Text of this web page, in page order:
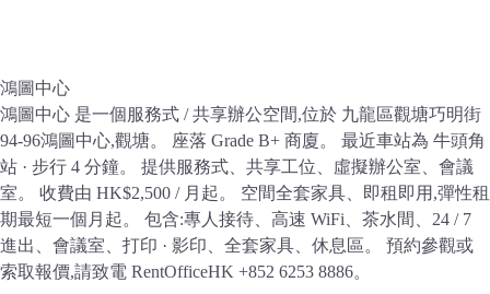
鴻圖中心
鴻圖中心 是一個服務式 / 共享辦公空間,位於 九龍區觀塘巧明街
94-96鴻圖中心,觀塘。 座落 Grade B+ 商廈。 最近車站為 牛頭角
站 · 步行 4 分鐘。 提供服務式、共享工位、虛擬辦公室、會議
室。 收費由 HK$2,500 / 月起。 空間全套家具、即租即用,彈性租
期最短一個月起。 包含:專人接待、高速 WiFi、茶水間、24 / 7
進出、會議室、打印 · 影印、全套家具、休息區。 預約參觀或
索取報價,請致電 RentOfficeHK +852 6253 8886。